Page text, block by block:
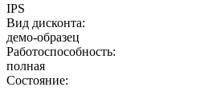
IPS
Вид дисконта:
демо-образец
Работоспособность:
полная
Состояние: